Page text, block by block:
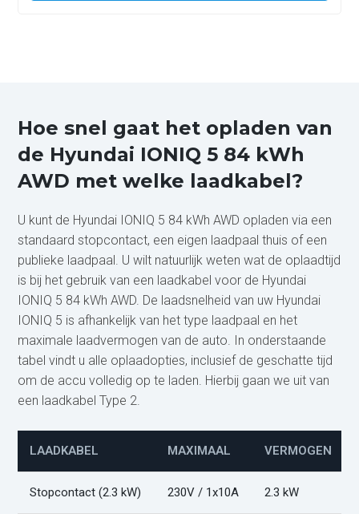
Hoe snel gaat het opladen van
de Hyundai IONIQ 5 84 kWh
AWD met welke laadkabel?
U kunt de Hyundai IONIQ 5 84 kWh AWD opladen via een
standaard stopcontact, een eigen laadpaal thuis of een
publieke laadpaal. U wilt natuurlijk weten wat de oplaadtijd
is bij het gebruik van een laadkabel voor de Hyundai
IONIQ 5 84 kWh AWD. De laadsnelheid van uw Hyundai
IONIQ 5 is afhankelijk van het type laadpaal en het
maximale laadvermogen van de auto. In onderstaande
tabel vindt u alle oplaadopties, inclusief de geschatte tijd
om de accu volledig op te laden. Hierbij gaan we uit van
een laadkabel Type 2.
LAADKABEL MAXIMAAL VERMOGEN
Stopcontact (2.3 kW) 230V / 1x10A 2.3 kW